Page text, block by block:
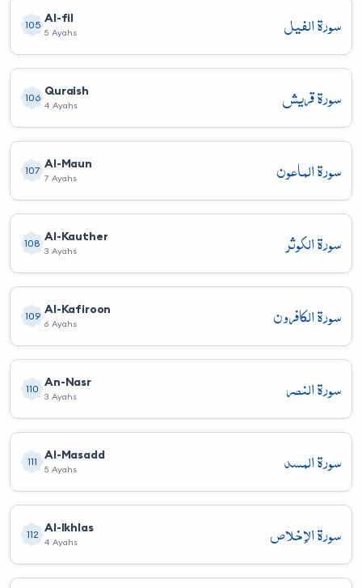
105 Al-fil
5 Ayahs سورة الفيل
106 Quraish
4 Ayahs سورة قريش
107 Al-Maun
7 Ayahs سورة الماعون
108 Al-Kauther
3 Ayahs سورة الكوثر
109 Al-Kafiroon
6 Ayahs سورة الكافرون
110 An-Nasr
3 Ayahs سورة النصر
111 Al-Masadd
5 Ayahs سورة المسد
112 Al-Ikhlas
4 Ayahs سورة الإخلاص